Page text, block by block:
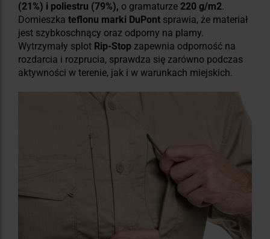
(21%) i poliestru (79%), o gramaturze 220 g/m2.
Domieszka teflonu marki DuPont sprawia, że materiał
jest szybkoschnący oraz odporny na plamy.
Wytrzymały splot Rip-Stop zapewnia odporność na
rozdarcia i rozprucia, sprawdza się zarówno podczas
aktywności w terenie, jak i w warunkach miejskich.